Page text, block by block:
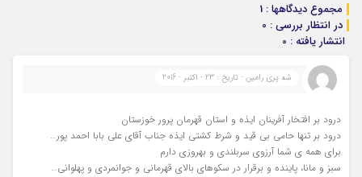
مجموع دیدگاهها : 1
در انتظار بررسی : 0
انتشار یافته : 0
شه پری رامین - تاریخ : 23 - اکتبر - 2016
درود بر افتخار آفرینان ایذه و استان قهرمان پرور خوزستان
درود بر تنها حامی بی قید و شرط کشتی ایذه جناب آقای علی بابا احمد پور…
برای همه ی شما آرزوی سربلندی و بهروزی دارم
سبز و مانا، پاینده و برقرار در سکوهای بالای قهرمانی و جوانمردی و پهلوانی…